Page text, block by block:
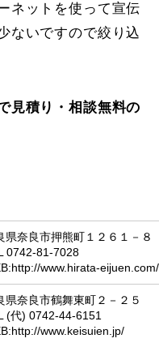
ネットを使って宣伝
ないですので絞り込
見積り・相談無料の
県奈良市押熊町１２６１－８
0742-81-7028
www.hirata-eijuen.com/
県奈良市鶴舞東町２－２５
(代) 0742-44-6151
www.keisuien.jp/